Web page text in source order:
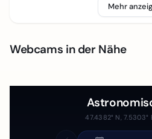
Mehr
Webcams in der Nähe
47.4382° N, 7.5303°